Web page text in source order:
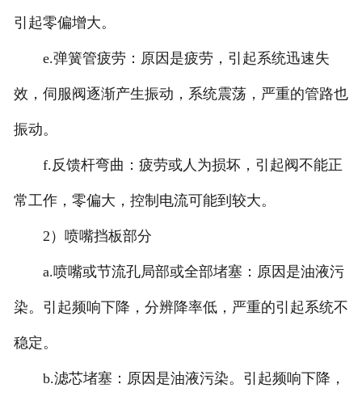
引起零偏增大。
e.弹簧管疲劳：原因是疲劳，引起系统迅速失
效，伺服阀逐渐产生振动，系统震荡，严重的管路也
振动。
f.反馈杆弯曲：疲劳或人为损坏，引起阀不能正
常工作，零偏大，控制电流可能到较大。
2）喷嘴挡板部分
a.喷嘴或节流孔局部或全部堵塞：原因是油液污
染。引起频响下降，分辨降率低，严重的引起系统不
稳定。
b.滤芯堵塞：原因是油液污染。引起频响下降，